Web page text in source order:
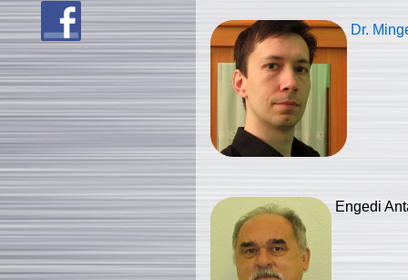
Dr.
Engedi